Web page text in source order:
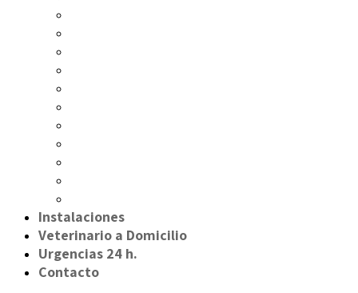
Instalaciones
Veterinario a Domicilio
Urgencias 24 h.
Contacto